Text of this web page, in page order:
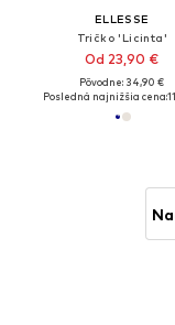
ELLESSE
Tričko 'Licinta'
Od 23,90 €
Pôvodne: 34,90 €
Posledná najnižšia cena: